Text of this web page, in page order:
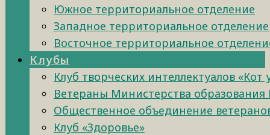
Южное территориальное отделение
Западное территориальное отделение
Восточное территориальное
Клубы
Клуб творческих интеллектуалов «Кот
Ветераны Министерства образования
Общественное объединение
Клуб «Здоровье»